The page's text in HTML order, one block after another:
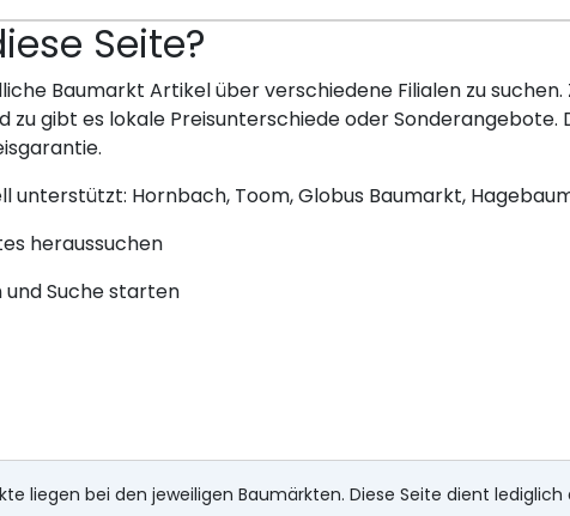
Seite?
Baumarkt Artikel über verschiedene Filialen zu
zu gibt es lokale Preisunterschiede oder
unterstützt: Hornbach, Toom, Globus Baumarkt,
heraussuchen
Suche starten
liegen bei den jeweiligen Baumärkten. Diese Seite dient